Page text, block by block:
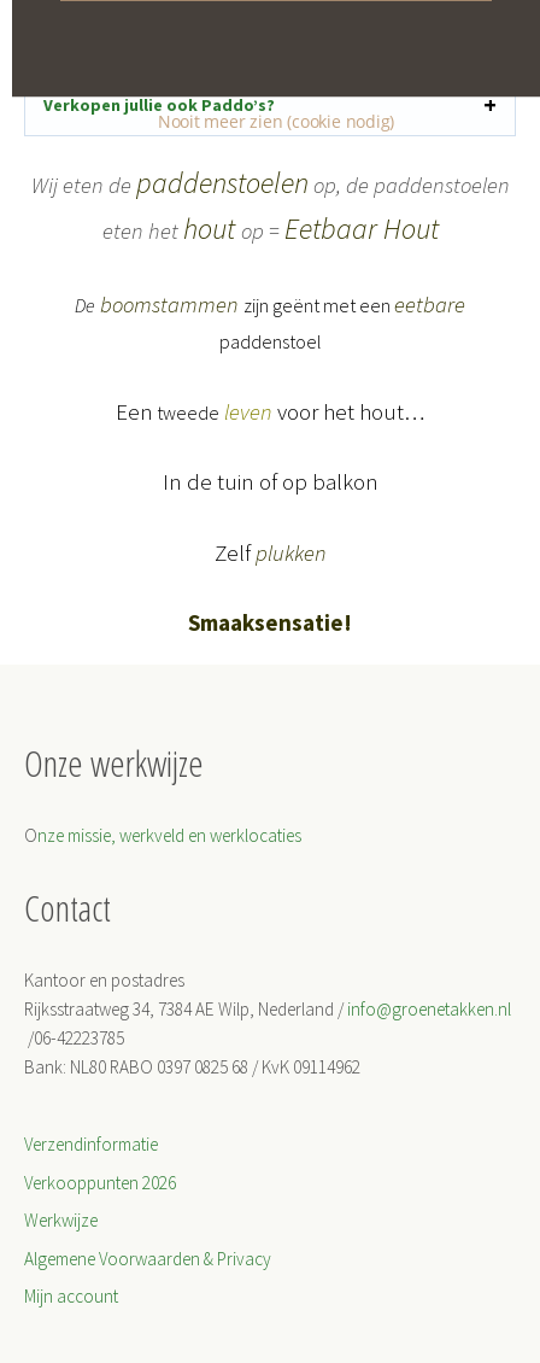
Verkopen jullie ook Paddo’s?
Wij eten de paddenstoelen op, de paddenstoelen
eten het houtop = Eetbaar Hout
De boomstammen zijn geënt met een eetbare
paddenstoel
Een tweede leven voor het hout…
In de tuin of op balkon
Zelfplukken
Smaaksensatie!
Onze werkwijze
Onze missie, werkveld en werklocaties
Contact
Kantoor en postadres
Rijksstraatweg 34, 7384 AE Wilp, Nederland /info@groenetakken.nl
/06-42223785
Bank: NL80 RABO 0397 0825 68 / KvK 09114962
Verzendinformatie
Verkooppunten 2026
Werkwijze
Algemene Voorwaarden & Privacy
Mijn account
Nooit meer zien (cookie nodig)